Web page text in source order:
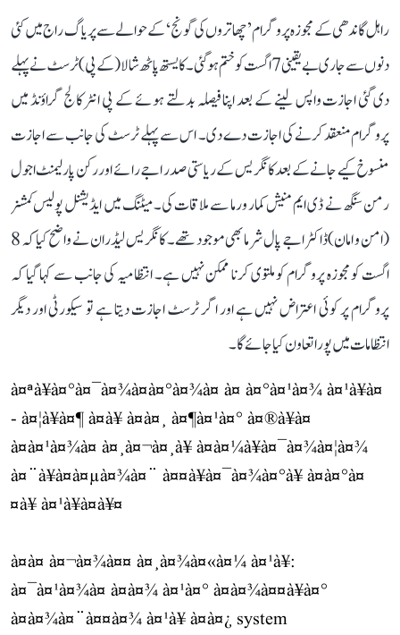
راہل گاندھی کے مجوزہ پروگرام ’چھاتروں کی گونج‘ کے حوالے سے پریاگ راج میں کئی
دنوں سے جاری بے یقینی 7 اگست کو ختم ہو گئی۔ کایستھ پاٹھ شالا (کے پی) ٹرسٹ نے پہلے
دی گئی اجازت واپس لینے کے بعد اپنا فیصلہ بدلتے ہوئے کے پی انٹر کالج گراؤنڈ میں
پروگرام منعقد کرنے کی اجازت دے دی۔ اس سے پہلے ٹرسٹ کی جانب سے اجازت
منسوخ کیے جانے کے بعد کانگریس کے ریاستی صدر اجے رائے اور رکن پارلیمنٹ اجول
رمن سنگھ نے ڈی ایم منیش کمار ورما سے ملاقات کی۔ میٹنگ میں ایڈیشنل پولیس کمشنر
(امن و امان) ڈاکٹر اجے پال شرما بھی موجود تھے۔ کانگریس لیڈران نے واضح کیا کہ 8
اگست کو مجوزہ پروگرام کو ملتوی کرنا ممکن نہیں ہے۔ انتظامیہ کی جانب سے کہا گیا کہ
پروگرام پر کوئی اعتراض نہیں ہے اور اگر ٹرسٹ اجازت دیتا ہے تو سیکورٹی اور دیگر
انتظامات میں پورا تعاون کیا جائے گا۔
à¤ªà¥à¤°à¤¯à¤¾à¤à¤°à¤¾à¤ à¤ à¤°à¤¹à¤¾ à¤¹à¥à¤
- à¤¦à¥à¤¶ à¤à¥ à¤à¤¸ à¤¶à¤¹à¤° à¤®à¥à¤
à¤à¤¹à¤¾à¤ à¤¸à¤¬à¤¸à¥ à¤à¤¼à¥à¤¯à¤¾à¤¦à¤¾
à¤¨à¥à¤à¤µà¤¾à¤¨ à¤¤à¥à¤¯à¤¾à¤°à¥ à¤à¤°à¤
¤à¥ à¤¹à¥à¤à¥¤
à¤à¤ à¤¬à¤¾à¤¤ à¤¸à¤¾à¤«à¤¼ à¤¹à¥:
à¤¯à¤¹à¤¾à¤ à¤à¤¾ à¤¹à¤° à¤à¤¾à¤¤à¥à¤°
à¤à¤¾à¤¨à¤¤à¤¾ à¤¹à¥ à¤à¤¿ system